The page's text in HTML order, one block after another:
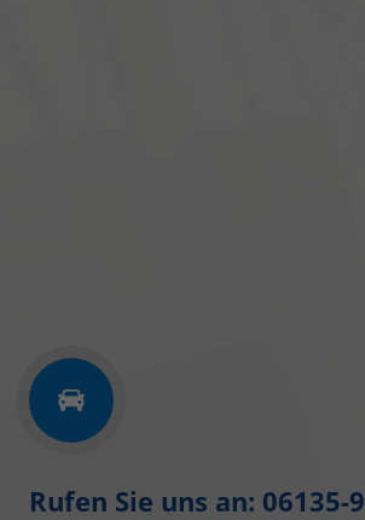
Rufen Sie uns an: 06135-